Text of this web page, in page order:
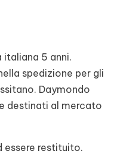
5 anni.
spedizione per gli
Daymondo
destinati al mercato
essere restituito.